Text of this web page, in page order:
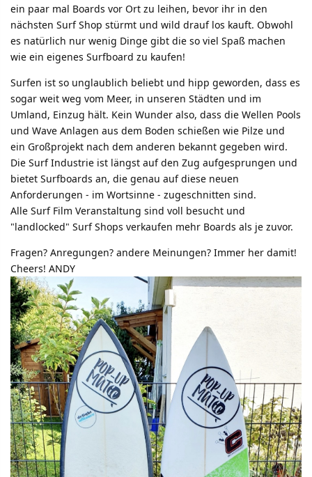
ein paar mal Boards vor Ort zu leihen, bevor ihr in den
nächsten Surf Shop stürmt und wild drauf los kauft. Obwohl
es natürlich nur wenig Dinge gibt die so viel Spaß machen
wie ein eigenes Surfboard zu kaufen!
Surfen ist so unglaublich beliebt und hipp geworden, dass es
sogar weit weg vom Meer, in unseren Städten und im
Umland, Einzug hält. Kein Wunder also, dass die Wellen Pools
und Wave Anlagen aus dem Boden schießen wie Pilze und
ein Großprojekt nach dem anderen bekannt gegeben wird.
Die Surf Industrie ist längst auf den Zug aufgesprungen und
bietet Surfboards an, die genau auf diese neuen
Anforderungen - im Wortsinne - zugeschnitten sind.
Alle Surf Film Veranstaltung sind voll besucht und
"landlocked" Surf Shops verkaufen mehr Boards als je zuvor.
Fragen? Anregungen? andere Meinungen? Immer her damit!
Cheers! ANDY